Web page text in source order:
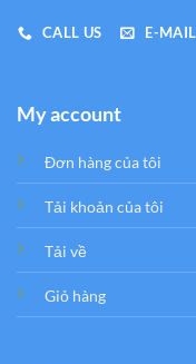
CALL US E-MAIL
My account
Đơn hàng của tôi
Tải khoản của tôi
Tải về
Giỏ hàng